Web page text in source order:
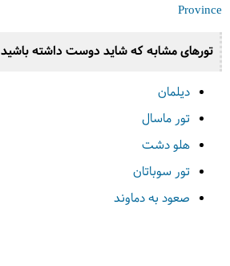
Province
تورهای مشابه که شاید دوست داشته باشید
دیلمان
تور ماسال
هلو دشت
تور سوباتان
صعود به دماوند